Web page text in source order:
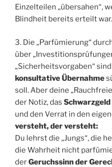
Einzelteilen „übersahen“,
Blindheit bereits erteilt
3. Die „Parfümierung“
über
„Sicherheitsvorgaben“
konsultative Übernahme
soll. Aber deine
der Notiz, das Schwarzgeld
und den Verrat in den
versteht, der versteht:
Du lehrst die „Jungs“, die
die Wahrheit nicht
derGeruchssinn der